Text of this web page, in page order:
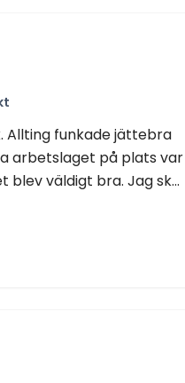
Allting funkade jättebra
arbetslaget på plats var
blev väldigt bra. Jag sk...